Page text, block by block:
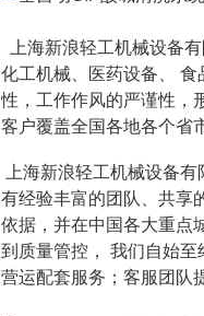
上海新浪轻工机械设备
化工机械、医药设备、
食
性，工作作风的严谨性，
客户覆盖全国各地各个省
上海新浪轻工机械设备
有经验丰富的团队、共享
依据，并在中国各大重点
到质量管控，
我们自始至
营运配套服务；客服团队